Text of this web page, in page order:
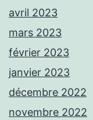
avril 2023
mars 2023
février 2023
janvier 2023
décembre 2022
novembre 2022